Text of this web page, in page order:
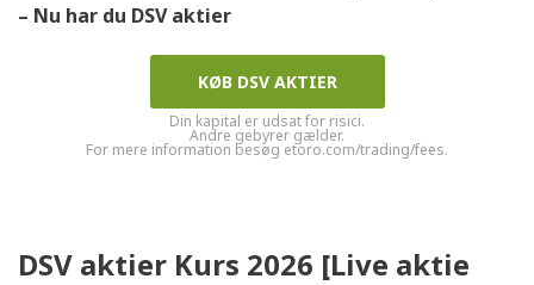
– Nu har du DSV aktier
KØB DSV AKTIER
Din kapital er udsat for risici.
Andre gebyrer gælder.
For mere information besøg etoro.com/trading/fees.
DSV aktier Kurs 2026 [Live aktie